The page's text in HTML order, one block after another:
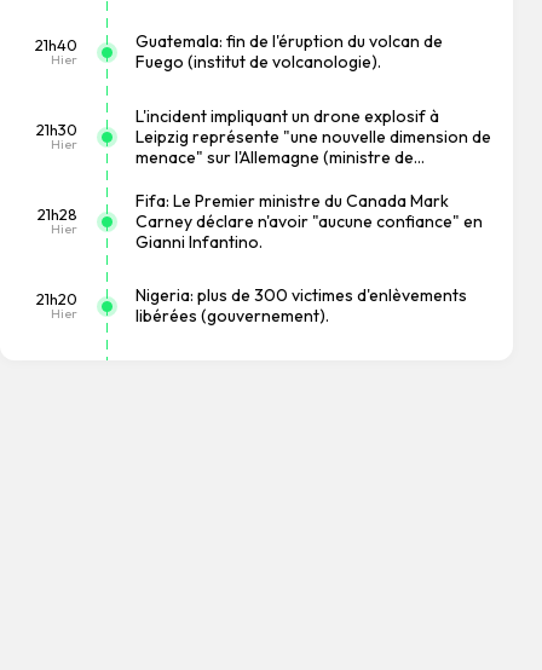
21h40
Hier
Guatemala: fin de l'éruption du volcan de
Fuego (institut de volcanologie).
21h30
Hier
L'incident impliquant un drone explosif à
Leipzig représente "une nouvelle dimension de
menace" sur l'Allemagne (ministre de
21h28
Hier
Fifa: Le Premier ministre du Canada Mark
Carney déclare n'avoir "aucune confiance" en
Gianni Infantino.
21h20
Hier
Nigeria: plus de 300 victimes d'enlèvements
libérées (gouvernement).